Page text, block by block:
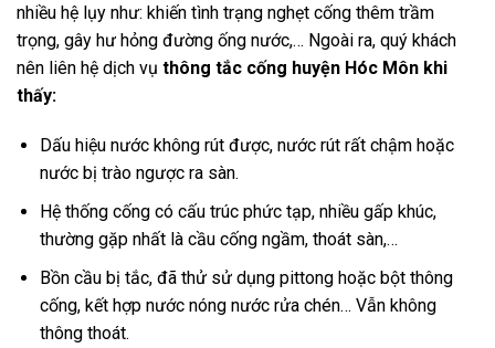
nhiều hệ lụy như: khiến tình trạng nghẹt cống thêm trầm
trọng, gây hư hỏng đường ống nước,… Ngoài ra, quý khách
nên liên hệ dịch vụ thông tắc cống huyện Hóc Môn khi
thấy:
Dấu hiệu nước không rút được, nước rút rất chậm hoặc
nước bị trào ngược ra sàn.
Hệ thống cống có cấu trúc phức tạp, nhiều gấp khúc,
thường gặp nhất là cầu cống ngầm, thoát sàn,…
Bồn cầu bị tắc, đã thử sử dụng pittong hoặc bột thông
cống, kết hợp nước nóng nước rửa chén… Vẫn không
thông thoát.